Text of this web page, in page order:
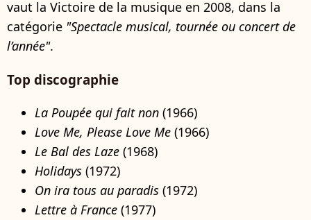
vaut la Victoire de la musique en 2008, dans la
catégorie "Spectacle musical, tournée ou concert de
l’année".
Top discographie
La Poupée qui fait non (1966)
Love Me, Please Love Me (1966)
Le Bal des Laze (1968)
Holidays (1972)
On ira tous au paradis (1972)
Lettre à France (1977)